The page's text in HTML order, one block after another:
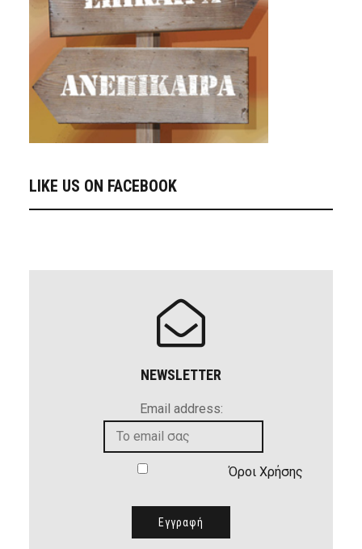
LIKE US ON FACEBOOK
NEWSLETTER
Email address:
Όροι Χρήσης